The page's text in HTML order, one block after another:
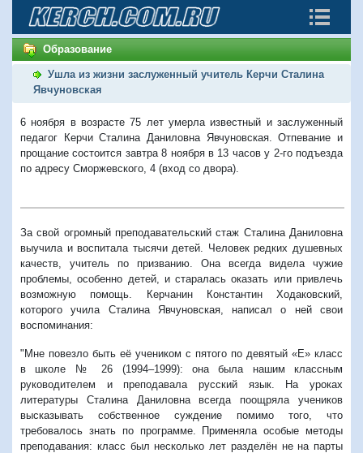
Образование
Ушла из жизни заслуженный учитель Керчи Сталина
Явчуновская
6 ноября в возрасте 75 лет умерла известный и заслуженный
педагог Керчи Сталина Даниловна Явчуновская. Отпевание и
прощание состоится завтра 8 ноября в 13 часов у 2-го подъезда
по адресу Сморжевского, 4 (вход со двора).
За свой огромный преподавательский стаж Сталина Даниловна
выучила и воспитала тысячи детей. Человек редких душевных
качеств, учитель по призванию. Она всегда видела чужие
проблемы, особенно детей, и старалась оказать или привлечь
возможную помощь. Керчанин Константин Ходаковский,
которого учила Сталина Явчуновская, написал о ней свои
воспоминания:
"Мне повезло быть её учеником с пятого по девятый «Е» класс
в школе № 26 (1994–1999): она была нашим классным
руководителем и преподавала русский язык. На уроках
литературы Сталина Даниловна всегда поощряла учеников
высказывать собственное суждение помимо того, что
требовалось знать по программе. Применяла особые методы
преподавания: класс был несколько лет разделён не на парты